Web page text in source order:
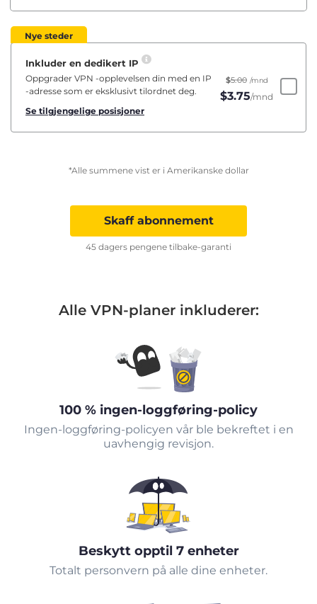
Nye steder
Inkluder en dedikert IP
Oppgrader VPN -opplevelsen din med en IP
-adresse som er eksklusivt tilordnet deg.
Se tilgjengelige posisjoner
$5.00 /mnd
$3.75/mnd
*Alle summene vist er i Amerikanske dollar
Skaff abonnement
45 dagers pengene tilbake-garanti
Alle VPN-planer inkluderer:
100 % ingen-loggføring-policy
Ingen-loggføring-policyen vår ble bekreftet i en
uavhengig revisjon.
Beskytt opptil 7 enheter
Totalt personvern på alle dine enheter.